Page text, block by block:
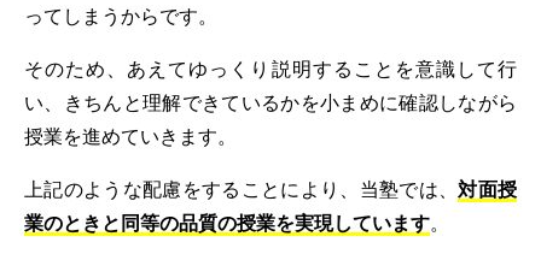
ってしまうからです。
そのため、あえてゆっくり説明することを意識して行
い、きちんと理解できているかを小まめに確認しながら
授業を進めていきます。
上記のような配慮をすることにより、当塾では、対面授
業のときと同等の品質の授業を実現しています。